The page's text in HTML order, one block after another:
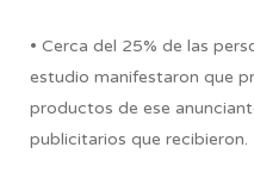
• Cerca del 25% de las
estudio manifestaron que
productos de ese
publicitarios que recibieron.